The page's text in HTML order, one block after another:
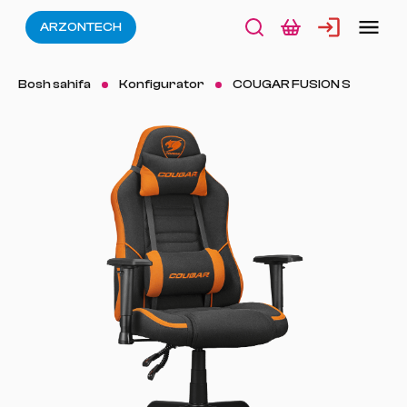
ARZONTECH
Bosh sahifa Konfigurator COUGAR FUSION S